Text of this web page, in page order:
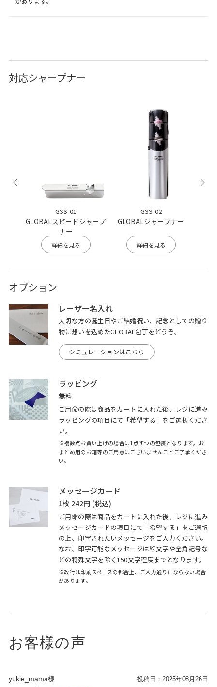
対応シャープナー
GSS-01
GLOBALスピードシャープ
ナー
詳細を見る
GSS-02
GLOBALシャープナー
詳細を見る
オプション
レーザー名入れ
大切な方の誕生日やご結婚祝い、記念としての贈り
物に想いを込めたGLOBAL包丁をどうぞ。
シミュレーションはこちら
ラッピング
無料
ご用命の際は商品をカートに入れた後、レジに進み
ラッピングの項目にて「希望する」をご選択くださ
い。
※複数点お買い上げの場合は1点ずつの包装となります。お
まとめ用のお箱等のご用意はございませんことご了承くださ
い。
メッセージカード
1枚 242円 (税込)
ご用命の際は商品をカートに入れた後、レジに進み
メッセージカードの項目にて「希望する」をご選択
の上、印字されたいメッセージをご入力ください。
なお、印字可能なメッセージは絵文字や全角記号な
どの特殊文字を除く150文字程度までとなります。
※改行は印刷スペースの都合上、ご入力通りにならない場合
があります。
お客様の声
yukie_mama様 投稿日： 2025年08月26日